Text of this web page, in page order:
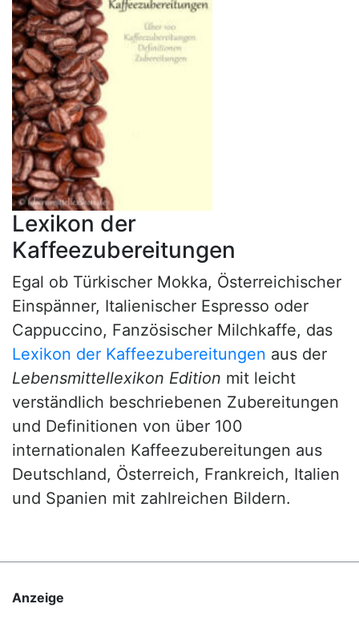
Lexikon der
Kaffeezubereitungen
Egal ob Türkischer Mokka, Österreichischer
Einspänner, Italienischer Espresso oder
Cappuccino, Fanzösischer Milchkaffe, das
Lexikon der Kaffeezubereitungen aus der
Lebensmittellexikon Edition mit leicht
verständlich beschriebenen Zubereitungen
und Definitionen von über 100
internationalen Kaffeezubereitungen aus
Deutschland, Österreich, Frankreich, Italien
und Spanien mit zahlreichen Bildern.
Anzeige